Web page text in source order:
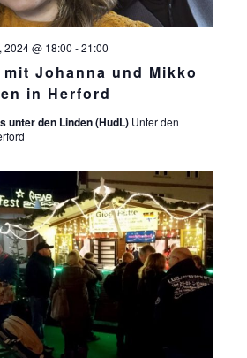
Johanna und Mikko
in Herford
2024 @ 18:00 -21:00
unter den Linden (HudL) Unter den